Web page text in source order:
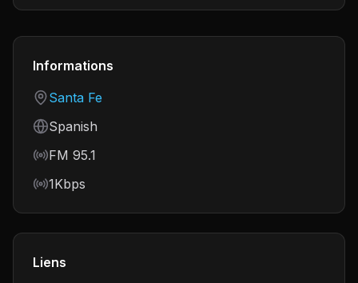
Informations
Country
Santa Fe
Language
Spanish
Frequency
FM 95.1
Bitrate
1Kbps
Liens